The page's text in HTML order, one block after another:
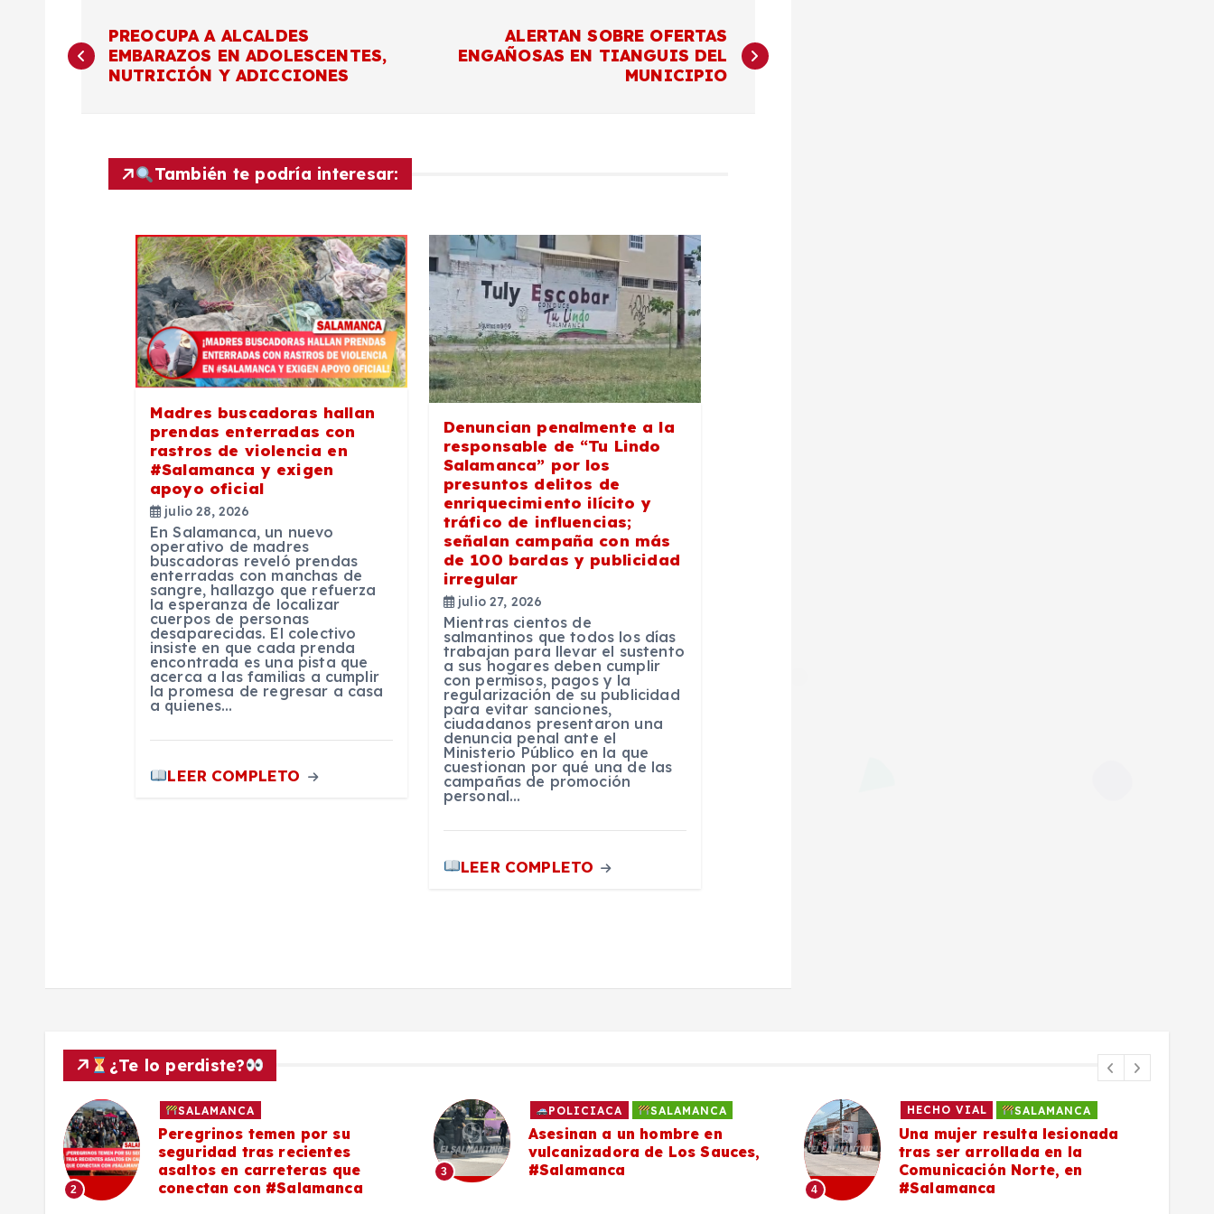
a
s
PREOCUPA A ALCALDES
EMBARAZOS EN ADOLESCENTES,
NUTRICIÓN Y ADICCIONES
ALERTAN SOBRE OFERTAS
ENGAÑOSAS EN TIANGUIS DEL
MUNICIPIO
También te podría interesar:
Madres buscadoras hallan
prendas enterradas con
rastros de violencia en
#Salamanca y exigen
apoyo oficial
julio 28, 2026
En Salamanca, un nuevo
operativo de madres
buscadoras reveló prendas
enterradas con manchas de
sangre, hallazgo que refuerza
la esperanza de localizar
cuerpos de personas
desaparecidas. El colectivo
insiste en que cada prenda
encontrada es una pista que
acerca a las familias a cumplir
la promesa de regresar a casa
a quienes…
LEER COMPLETO
Denuncian penalmente a la
responsable de “Tu Lindo
Salamanca” por los
presuntos delitos de
enriquecimiento ilícito y
tráfico de influencias;
señalan campaña con más
de 100 bardas y publicidad
irregular
julio 27, 2026
Mientras cientos de
salmantinos que todos los días
trabajan para llevar el sustento
a sus hogares deben cumplir
con permisos, pagos y la
regularización de su publicidad
para evitar sanciones,
ciudadanos presentaron una
denuncia penal ante el
Ministerio Público en la que
cuestionan por qué una de las
campañas de promoción
personal…
LEER COMPLETO
¿Te lo perdiste?
2
SALAMANCA
Peregrinos temen por su
seguridad tras recientes
asaltos en carreteras que
conectan con #Salamanca
3
POLICIACA SALAMANCA
Asesinan a un hombre en
vulcanizadora de Los Sauces,
#Salamanca
4
HECHO VIAL SALAMANCA
Una mujer resulta lesionada
tras ser arrollada en la
Comunicación Norte, en
#Salamanca